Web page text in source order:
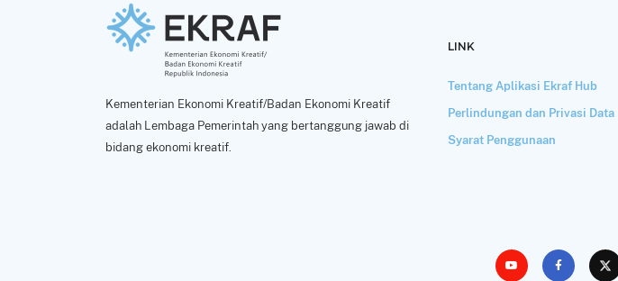
Kementerian Ekonomi Kreatif/Badan Ekonomi Kreatif
adalah Lembaga Pemerintah yang bertanggung jawab di
bidang ekonomi kreatif.
LINK
Tentang Aplikasi Ekraf Hub
Perlindungan dan Privasi Data
Syarat Penggunaan